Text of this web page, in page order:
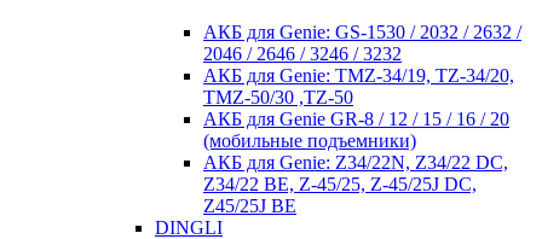
АКБ для Genie: GS-1530 / 2032 / 2632 /
2046 / 2646 / 3246 / 3232
АКБ для Genie: TMZ-34/19, TZ-34/20,
TMZ-50/30 ,TZ-50
АКБ для Genie GR-8 / 12 / 15 / 16 / 20
(мобильные подъемники)
АКБ для Genie: Z34/22N, Z34/22 DC,
Z34/22 BE, Z-45/25, Z-45/25J DC,
Z45/25J BE
DINGLI